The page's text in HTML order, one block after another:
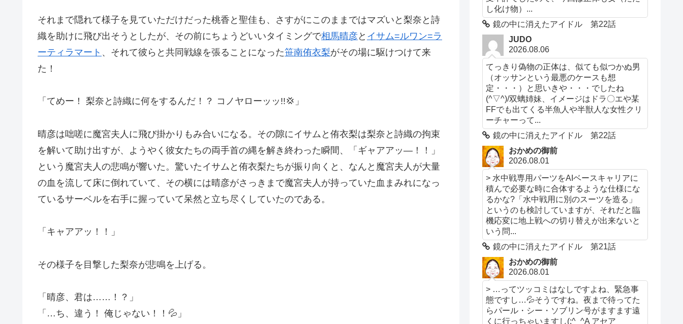
それまで隠れて様子を見ていただけだった桃香と聖佳も、さすがにこのままではマズいと梨奈と詩
織を助けに飛び出そうとしたが、その前にちょうどいいタイミングで相馬晴彦と イサム=ルワン=ラ
ーティラマート 、それて彼らと共同戦線を張ることになった笹南侑衣梨がその場に駆けつけて来
た！
「てめー！ 梨奈と詩織に何をするんだ！？ コノヤローッッ!!💢」
晴彦は咄嗟に魔宮夫人に飛び掛かりもみ合いになる。その隙にイサムと侑衣梨は梨奈と詩織の拘束
を解いて助け出すが、ようやく彼女たちの両手首の縄を解き終わった瞬間、「ギャアアッ―！！」
という魔宮夫人の悲鳴が響いた。驚いたイサムと侑衣梨たちが振り向くと、なんと魔宮夫人が大量
の血を流して床に倒れていて、その横には晴彦がさっきまで魔宮夫人が持っていた血まみれになっ
ているサーベルを右手に握っていて呆然と立ち尽くしていたのである。
「キャアアッ！！」
その様子を目撃した梨奈が悲鳴を上げる。
「晴彦、君は……！？」
「…ち、違う！ 俺じゃない！！💦」
し化け物）...
鏡の中に消えたアイドル 第22話
JUDO
2026.08.06
てっきり偽物の正体は、似ても似つかぬ男
（オッサンという最悪のケースも想
定・・・）と思いきや・・・でしたね
(^▽^)/双螭姉妹、イメージはドラ〇エや某
FFでも出てくる半魚人や半獣人な女性クリ
ーチャーって...
鏡の中に消えたアイドル 第22話
おかめの御前
2026.08.01
> 水中戦専用パーツをAIベースキャリアに
積んで必要な時に合体するような仕様にな
るかな?「水中戦用に別のスーツを造る」
というのも検討していますが、それだと臨
機応変に地上戦への切り替えが出来ないと
いう問...
鏡の中に消えたアイドル 第21話
おかめの御前
2026.08.01
> …ってツッコミはなしですよね、緊急事
態ですし…💦そうですね。夜まで待ってた
らパール・シー・ソブリン号がますます遠
くに行っちゃいますし(;^_^A アセア